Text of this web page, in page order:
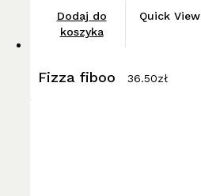
Dodaj do
koszyka
Quick View
Fizza fiboo 36.50zł